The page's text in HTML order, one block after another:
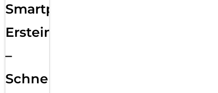
Smartphone
Ersteinrichtung
–
Schnelle